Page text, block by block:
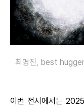
최명진, best
이번 전시에서는